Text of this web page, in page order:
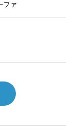
ファ